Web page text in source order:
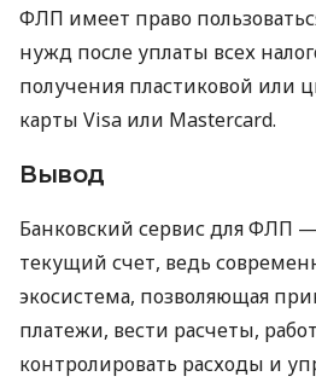
ФЛП имеет право
нужд после уплаты всех
получения пластиковой или
карты Visa или Mastercard.
Вывод
Банковский сервис для ФЛП
текущий счет, ведь
экосистема, позволяющая
платежи, вести расчеты,
контролировать расходы и